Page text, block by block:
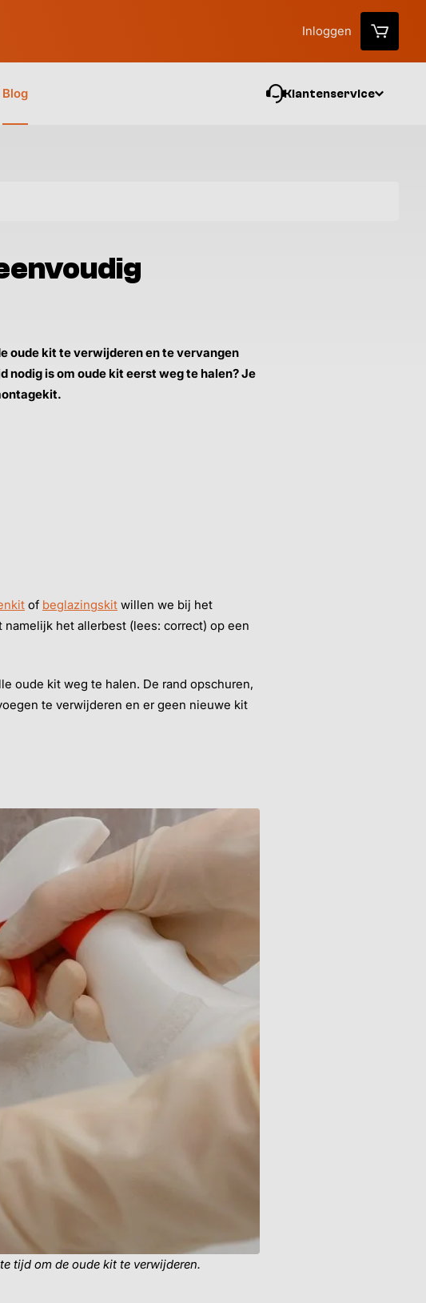
Inloggen
Blog Klantenservice
oude kit te verwijderen en te vervangen
is om oude kit eerst weg te halen? Je
of beglazingskit willen we bij het
het allerbest (lees: correct) op een
oude kit weg te halen. De rand opschuren,
te verwijderen en er geen nieuwe kit
tijd om de oude kit te verwijderen.